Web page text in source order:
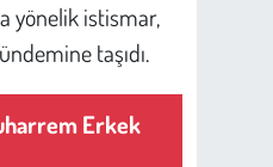
yönelik istismar,
taşıdı.
Erkek